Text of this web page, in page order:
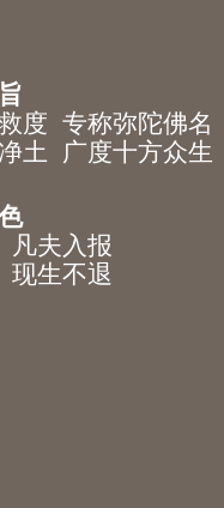
度 专称弥陀佛名
土 广度十方众生
夫入报
生不退